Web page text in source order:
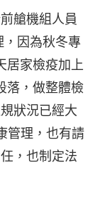
艙機組人員
，因為秋冬專
居家檢疫加上
落，做整體檢
狀況已經大
管理，也有請
，也制定法